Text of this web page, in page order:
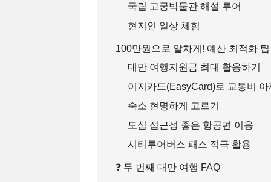
국립 고궁박물관 해설 투어
현지인 일상 체험
100만원으로 알차게! 예산 최적화 팁
대만 여행지원금 최대 활용하기
이지카드(EasyCard)로 교통비 아
숙소 현명하게 고르기
도심 접근성 좋은 항공편 이용
시티투어버스 패스 적극 활용
❓ 두 번째 대만 여행 FAQ